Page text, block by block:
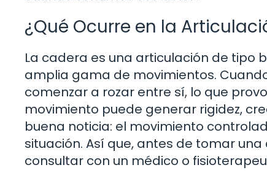
¿Qué Ocurre en la
La cadera es una articulación de tipo
amplia gama de movimientos.
comenzar a rozar entre sí, lo que
movimiento puede generar rigidez,
buena noticia: el movimiento
situación. Así que, antes de tomar
consultar con un médico o